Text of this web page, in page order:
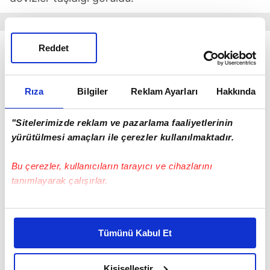
Rıza Bilgiler Reklam Ayarları Hakkında
"Sitelerimizde reklam ve pazarlama faaliyetlerinin
yürütülmesi amaçları ile çerezler kullanılmaktadır.
Bu çerezler, kullanıcıların tarayıcı ve cihazlarını
tanımlayarak çalışırlar.
Bu çerezlere izin vermeniz halinde sizlere özel
daha iyi reklam deneyimi yaşatabiliriz. Bunu yaparken
amacımızın size daha iyi bir reklam deneyimi sunmak
olduğunu ve sizlere en iyi içerikleri sunabilmek adına
Tümünü Kabul Et
Reddet
Partililer Kemal Kılıçdaroğlu'nun konuşması öncesi
pankartlar hazırladı.